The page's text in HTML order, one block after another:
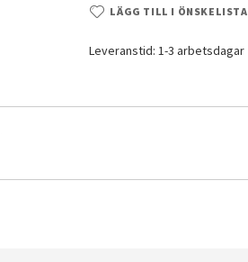
LÄGG TILL I ÖNSKELISTA
Leveranstid: 1-3 arbetsdagar